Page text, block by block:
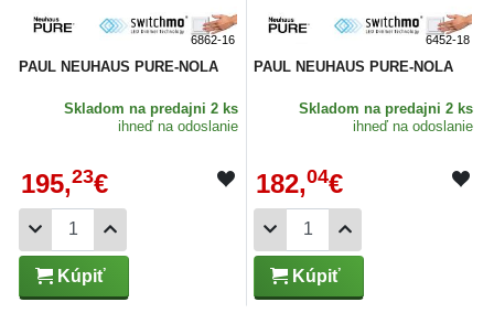
6862-16
PAUL NEUHAUS PURE-NOLA
Skladom na predajni 2 ks
ihneď na odoslanie
195,23€
Kúpiť
6452-18
PAUL NEUHAUS PURE-NOLA
Skladom na predajni 2 ks
ihneď na odoslanie
182,04€
Kúpiť